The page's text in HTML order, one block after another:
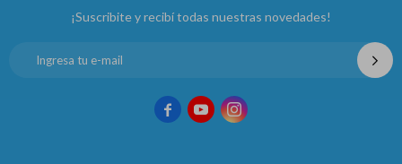
¡Suscribite y recibí todas nuestras novedades!
  